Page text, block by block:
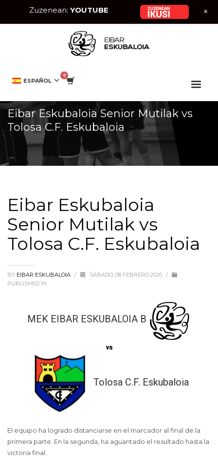
ESPAÑOL
EIBAR ESKUBALOIA SENIOR MUTILAK VS TOLOSA C.F.
Eibar Eskubaloia Senior Mutilak vs
Tolosa C.F. Eskubaloia
Eibar Eskubaloia
Senior Mutilak vs
Tolosa C.F. Eskubaloia
BY EIBAR ESKUBALOIA / SÁBADO, 08 FEBRERO 2020 /
PUBLISHED IN
MEK EIBAR ESKUBALOIA B
vs
Tolosa C.F. Eskubaloia
El equipo ha logrado distanciarse en el marcador al final de la
primera parte. En la segunda, ha aguantado el resultado hasta la
victoria final.
Zuzenean: YOUTUBE +